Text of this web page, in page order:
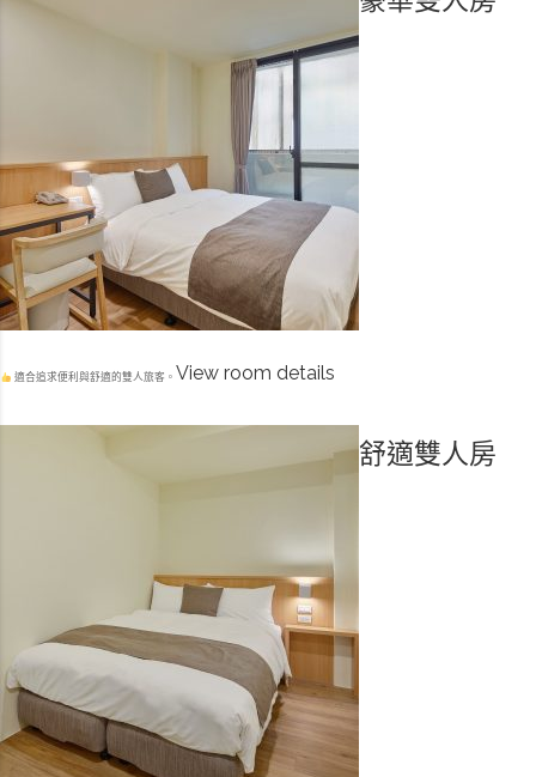
適合追求便利與舒適的雙人旅客。 View room details
舒適雙人房